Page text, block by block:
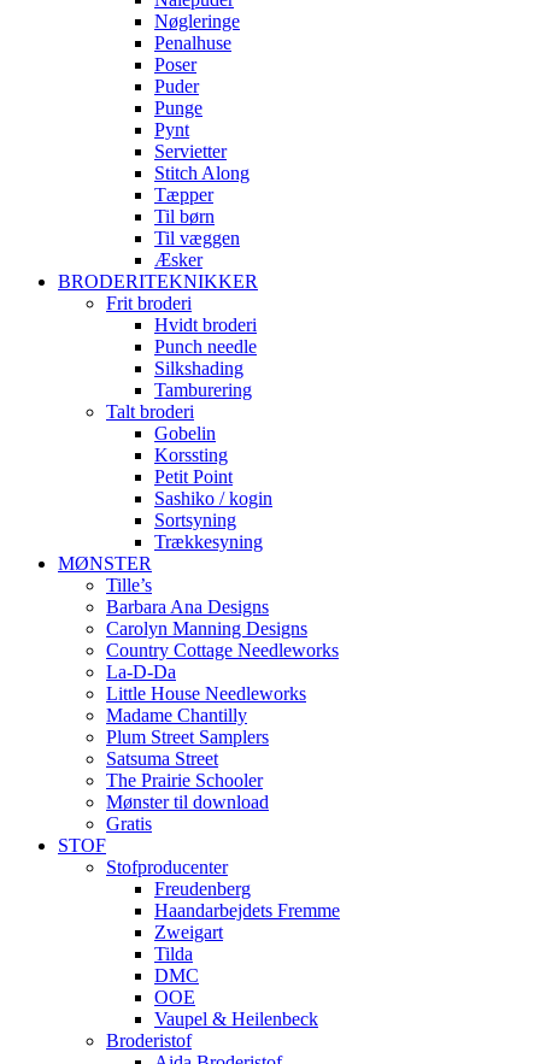
Nøgleringe
Penalhuse
Poser
Puder
Punge
Pynt
Servietter
Stitch Along
Tæpper
Til børn
Til væggen
Æsker
BRODERITEKNIKKER
Frit broderi
Hvidt broderi
Punch needle
Silkshading
Tamburering
Talt broderi
Gobelin
Korssting
Petit Point
Sashiko / kogin
Sortsyning
Trækkesyning
MØNSTER
Tille’s
Barbara Ana Designs
Carolyn Manning Designs
Country Cottage Needleworks
La-D-Da
Little House Needleworks
Madame Chantilly
Plum Street Samplers
Satsuma Street
The Prairie Schooler
Mønster til download
Gratis
STOF
Stofproducenter
Freudenberg
Haandarbejdets Fremme
Zweigart
Tilda
DMC
OOE
Vaupel & Heilenbeck
Broderistof